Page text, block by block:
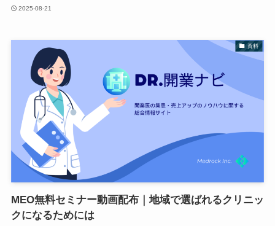
2025-08-21
資料
MEO無料セミナー動画配布｜地域で選ばれるクリニッ
クになるためには